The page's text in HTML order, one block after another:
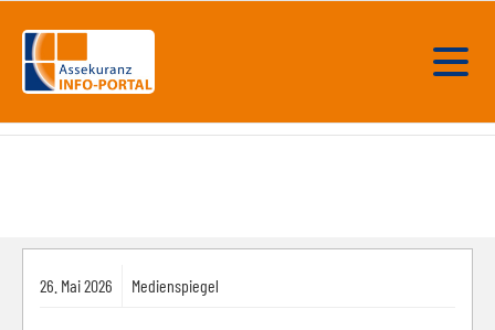
26. Mai2026 Medienspiegel